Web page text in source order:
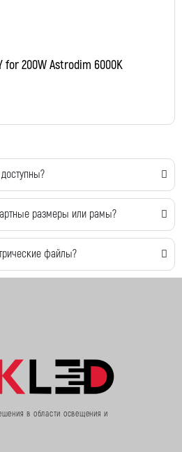
for 200W Astrodim 6000K
размеры или рамы?
файлы?
в области освещения и